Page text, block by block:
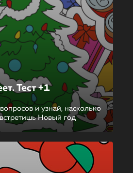
Тест +1
и узнай, насколько
Новый год